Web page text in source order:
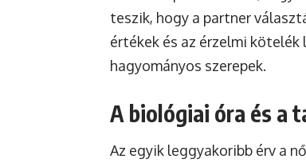
teszik, hogy a partner
értékek és az érzelmi kötelék
hagyományos szerepek.
A biológiai óra és a
Az egyik leggyakoribb érv a